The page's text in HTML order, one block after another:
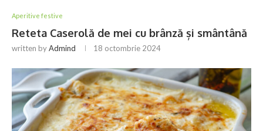
Aperitive festive
Reteta Caserolă de mei cu brânză și smântână
written byAdmind 18 octombrie 2024